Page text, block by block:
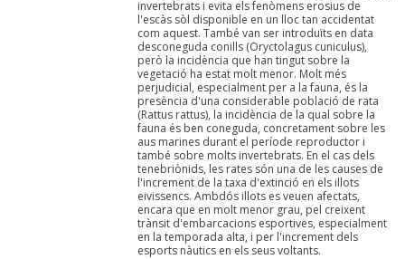
invertebrats i evita els fenòmens erosius de
l'escàs sòl disponible en un lloc tan accidentat
com aquest. També van ser introduïts en data
desconeguda conills (Oryctolagus cuniculus),
però la incidència que han tingut sobre la
vegetació ha estat molt menor. Molt més
perjudicial, especialment per a la fauna, és la
presència d'una considerable població de rata
(Rattus rattus), la incidència de la qual sobre la
fauna és ben coneguda, concretament sobre les
aus marines durant el període reproductor i
també sobre molts invertebrats. En el cas dels
tenebriònids, les rates són una de les causes de
l'increment de la taxa d'extinció en els illots
eivissencs. Ambdós illots es veuen afectats,
encara que en molt menor grau, pel creixent
trànsit d'embarcacions esportives, especialment
en la temporada alta, i per l'increment dels
esports nàutics en els seus voltants.